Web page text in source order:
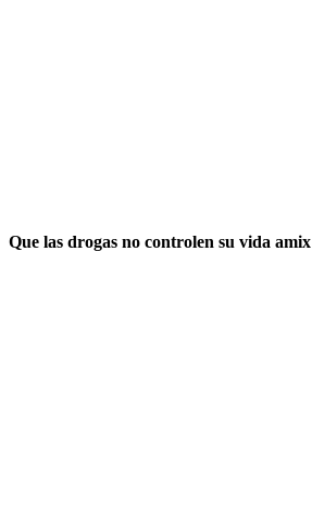
Que las drogas no controlen su vida amix